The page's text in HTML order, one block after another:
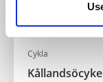
Cykla